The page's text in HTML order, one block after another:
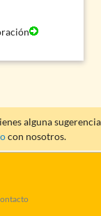
alguna sugerencia
con nosotros.